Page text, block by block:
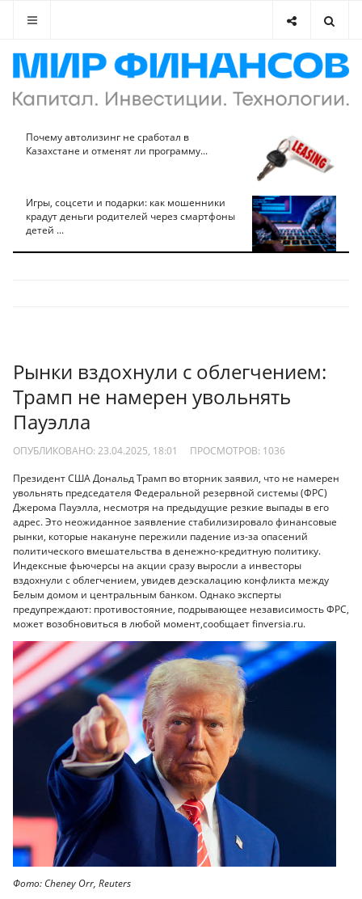
Почему автолизинг не сработал в
Казахстане и отменят ли программу...
Игры, соцсети и подарки: как мошенники
крадут деньги родителей через смартфоны
детей ...
Рынки вздохнули с облегчением:
Трамп не намерен увольнять
Пауэлла
ОПУБЛИКОВАНО: 23.04.2025, 18:01 ПРОСМОТРОВ: 1036
Президент США Дональд Трамп во вторник заявил, что не намерен
увольнять председателя Федеральной резервной системы (ФРС)
Джерома Пауэлла, несмотря на предыдущие резкие выпады в его
адрес. Это неожиданное заявление стабилизировало финансовые
рынки, которые накануне пережили падение из-за опасений
политического вмешательства в денежно-кредитную политику.
Индексные фьючерсы на акции сразу выросли а инвесторы
вздохнули с облегчением, увидев деэскалацию конфликта между
Белым домом и центральным банком. Однако эксперты
предупреждают: противостояние, подрывающее независимость ФРС,
может возобновиться в любой момент,сообщает finversia.ru.
Фото: Cheney Orr, Reuters